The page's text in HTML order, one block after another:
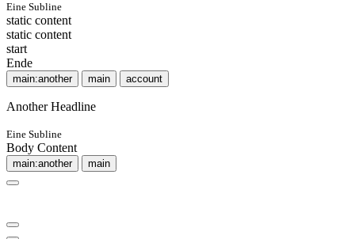
Eine Subline
static content
static content
start
Ende
main:another main account
Another Headline
Eine Subline
Body Content
main:another main